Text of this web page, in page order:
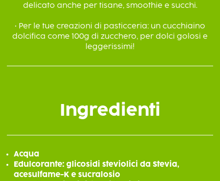
delicato anche per tisane, smoothie e succhi.
• Per le tue creazioni di pasticceria: un cucchiaino
dolcifica come 100g di zucchero, per dolci golosi e
leggerissimi!
Ingredienti
Acqua
Edulcorante: glicosidi steviolici da Stevia,
acesulfame-K e sucralosio